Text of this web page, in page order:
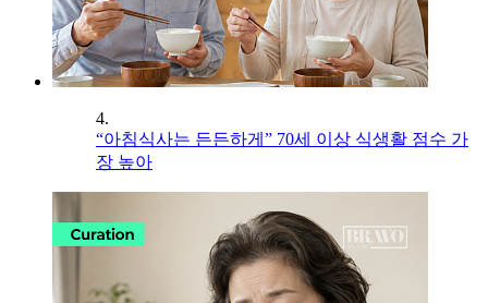
4.
“아침식사는 든든하게” 70세 이상 식생활 점수 가
장 높아